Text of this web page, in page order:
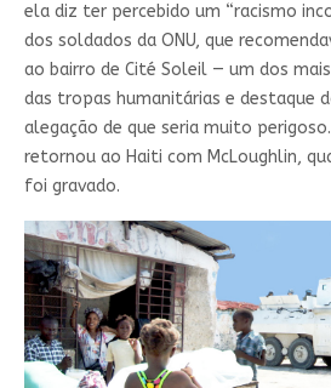
ela diz ter percebido um “racismo
dos soldados da ONU, que
ao bairro de Cité Soleil — um dos
das tropas humanitárias e destaque
alegação de que seria muito
retornou ao Haiti com McLoughlin,
foi gravado.